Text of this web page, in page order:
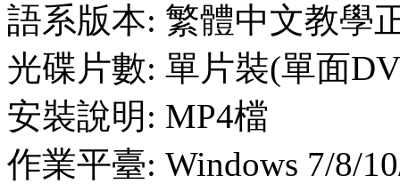
語系版本: 繁體中文教學
光碟片數: 單片裝(單面
安裝說明: MP4檔
作業平臺: Windows 7/8/